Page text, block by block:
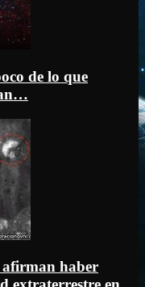
de lo que
afirman haber